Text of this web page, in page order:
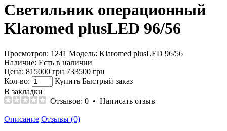
Светильник операционный
Klaromed plusLED 96/56
Просмотров: 1241 Модель: Klaromed plusLED 96/56
Наличие: Есть в наличии
Цена: 815000 грн 733500 грн
Кол-во:
Купить Быстрый заказ
В закладки
Отзывов: 0 • Написать отзыв
Описание Отзывы (0)